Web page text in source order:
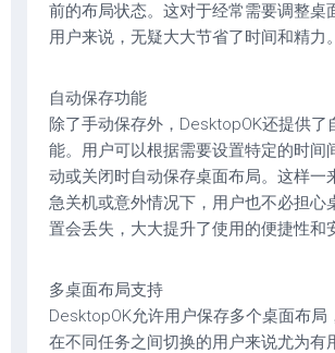
前的布局状态。这对于经常需要调整桌
用户来说，无疑大大节省了时间和精力。
‌自动保存功能‌
除了手动保存外，DesktopOK还提供了
能。用户可以根据需要设置特定的时间
动或关闭时自动保存桌面布局。这样一
急关机或意外情况下，用户也不必担心
置会丢失，大大提升了使用的便捷性和
‌多桌面布局支持‌
DesktopOK允许用户保存多个桌面布局
在不同任务之间切换的用户来说尤为有